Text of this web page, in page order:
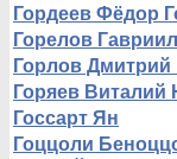
Гордеев Фёдор
Горелов
Горлов
Горяев Виталий
Госсарт Ян
Гоццоли